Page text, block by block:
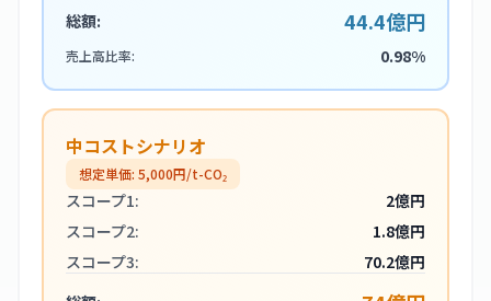
総額:
44.4億円
売上高比率: 0.98%
中コストシナリオ
想定単価: 5,000円/t-CO₂
スコープ1:
2億円
スコープ2:
1.8億円
スコープ3:
70.2億円